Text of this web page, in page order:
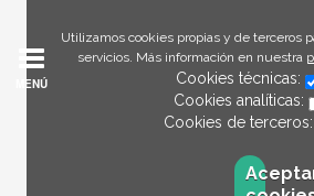
Utilizamos cookies propias y de terceros
servicios. Más información en nuestra
Cookies técnicas:
Cookies analíticas:
Cookies de terceros:
MENÚ